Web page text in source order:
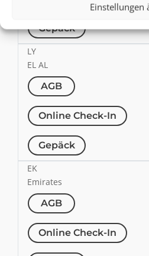
Einstellungen
Gepäck
LY
EL AL
AGB
Online Check-In
Gepäck
EK
Emirates
AGB
Online Check-In